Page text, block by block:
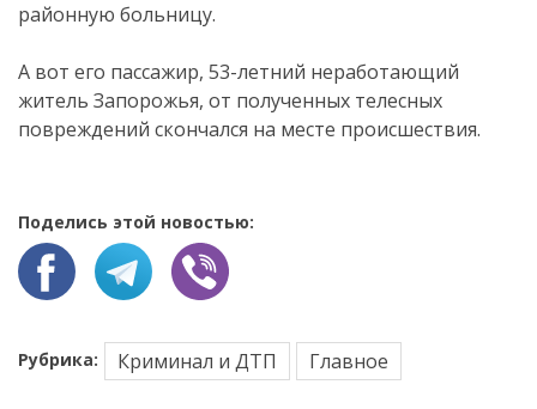
районную больницу.
А вот его пассажир, 53-летний неработающий
житель Запорожья, от полученных телесных
повреждений скончался на месте происшествия.
Поделись этой новостью:
Рубрика: Криминал и ДТП Главное